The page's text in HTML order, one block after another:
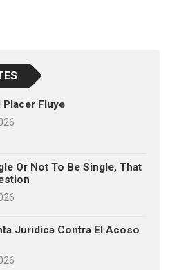
Placer Fluye
Or Not To Be Single, That
Jurídica Contra El Acoso